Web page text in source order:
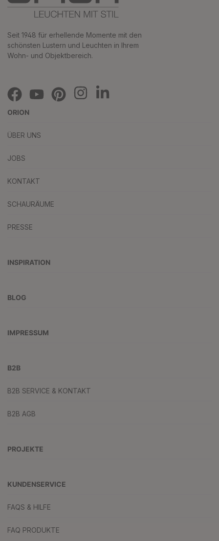
Seit 1948 für erhellende Momente mit den
schönsten Lustern und Leuchten in Ihrem
Wohn- und Objektbereich.
ORION
ÜBER UNS
JOBS
KONTAKT
SCHAURÄUME
PRESSE
INSPIRATION
BLOG
IMPRESSUM
B2B
B2B SERVICE & KONTAKT
B2B AGB
PROJEKTE
KUNDENSERVICE
FAQS & HILFE
FAQ PRODUKTE